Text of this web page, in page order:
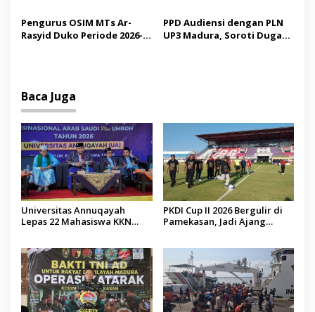
Pendidikan Berbasis
Budaya
Jenazah WNI Asal Aceh di
Malaysia
Pengurus OSIM MTs Ar-
Rasyid Duko Periode 2026-
PPD Audiensi dengan PLN
UP3 Madura, Soroti Dugaan
Baca Juga
Universitas Annuqayah
Lepas 22 Mahasiswa KKN
PKDI Cup II 2026 Bergulir di
Pamekasan, Jadi Ajang